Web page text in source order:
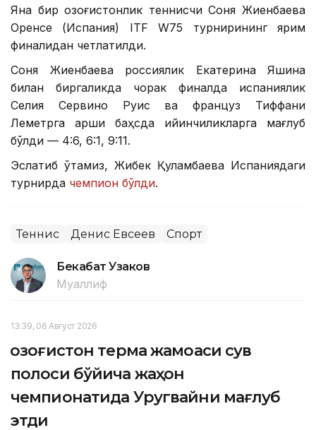
Яна бир қозоғистонлик теннисчи Соня Жиенбаева
Оренсе (Испания) ITF W75 турнирининг ярим
финалидан четлатилди.
Соня Жиенбаева россиялик Екатерина Яшина
билан биргаликда чорак финалда испаниялик
Селия Сервино Руис ва француз Тиффани
Леметрга қарши баҳсда қийинчиликларга мағлуб
бўлди — 4:6, 6:1, 9:11.
Эслатиб ўтамиз, Жибек Қуламбаева Испаниядаги
турнирда чемпион бўлди.
Теннис Денис Евсеев Спорт
Бекабат Узаков
Муаллиф
13:39, 06 Август 2026
Қозоғистон терма жамоаси сув
полоси бўйича жаҳон
чемпионатида Уругвайни мағлуб
этди